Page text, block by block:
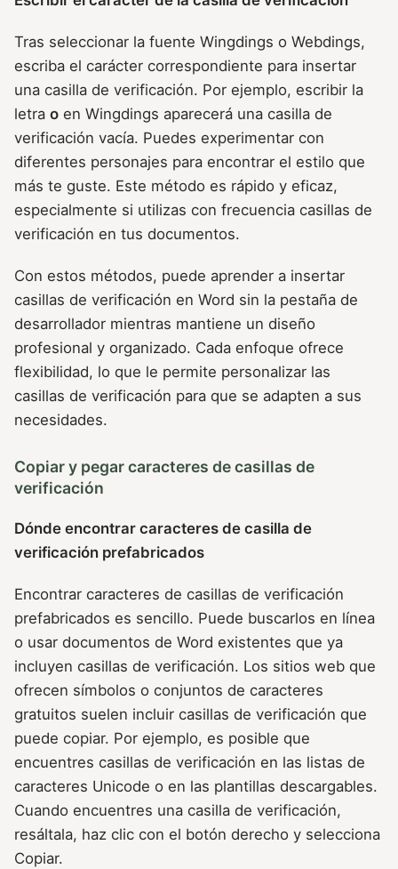
Tras seleccionar la fuente Wingdings o Webdings,
escriba el carácter correspondiente para insertar
una casilla de verificación. Por ejemplo, escribir la
letra o en Wingdings aparecerá una casilla de
verificación vacía. Puedes experimentar con
diferentes personajes para encontrar el estilo que
más te guste. Este método es rápido y eficaz,
especialmente si utilizas con frecuencia casillas de
verificación en tus documentos.
Con estos métodos, puede aprender a insertar
casillas de verificación en Word sin la pestaña de
desarrollador mientras mantiene un diseño
profesional y organizado. Cada enfoque ofrece
flexibilidad, lo que le permite personalizar las
casillas de verificación para que se adapten a sus
necesidades.
Copiar y pegar caracteres de casillas de
verificación
Dónde encontrar caracteres de casilla de
verificación prefabricados
Encontrar caracteres de casillas de verificación
prefabricados es sencillo. Puede buscarlos en línea
o usar documentos de Word existentes que ya
incluyen casillas de verificación. Los sitios web que
ofrecen símbolos o conjuntos de caracteres
gratuitos suelen incluir casillas de verificación que
puede copiar. Por ejemplo, es posible que
encuentres casillas de verificación en las listas de
caracteres Unicode o en las plantillas descargables.
Cuando encuentres una casilla de verificación,
resáltala, haz clic con el botón derecho y selecciona
Copiar.